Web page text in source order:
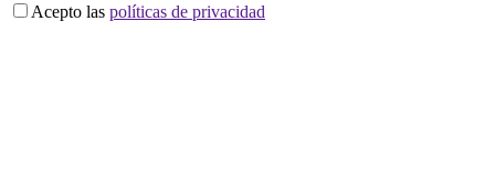
Acepto las políticas de privacidad